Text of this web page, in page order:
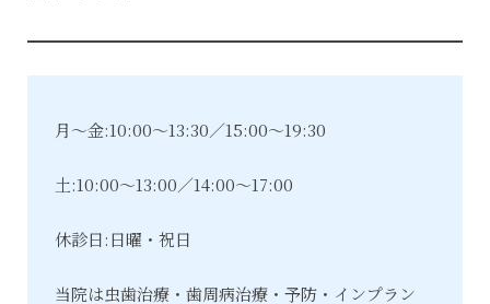
月～金:10:00～13:30／15:00～19:30
土:10:00～13:00／14:00～17:00
休診日:日曜・祝日
当院は虫歯治療・歯周病治療・予防・インプラン